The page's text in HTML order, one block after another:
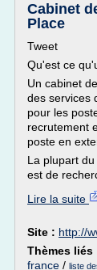
Cabinet
Place
Tweet
Qu'est ce
Un cabinet
des services
pour les
recrutement
poste en
La plupart
est de
Lire la suite
Site : http://
Thèmes liés
france / liste